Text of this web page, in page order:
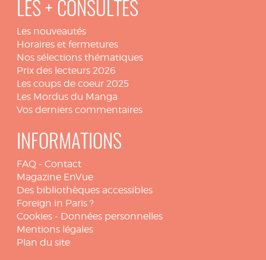
LES + CONSULTÉS
Les nouveautés
Horaires et fermetures
Nos sélections thématiques
Prix des lecteurs 2026
Les coups de coeur 2025
Les Mordus du Manga
Vos derniers commentaires
INFORMATIONS
FAQ - Contact
Magazine EnVue
Des bibliothèques accessibles
Foreign in Paris ?
Cookies - Données personnelles
Mentions légales
Plan du site